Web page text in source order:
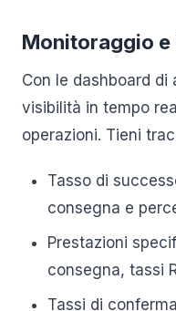
Monitoraggio
Con le dashboard di
visibilità in tempo
operazioni. Tieni
Tasso di
consegna e
Prestazioni
consegna, tassi
Tassi di